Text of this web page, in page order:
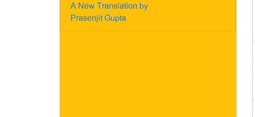
A New Translation by
Prasenjit Gupta